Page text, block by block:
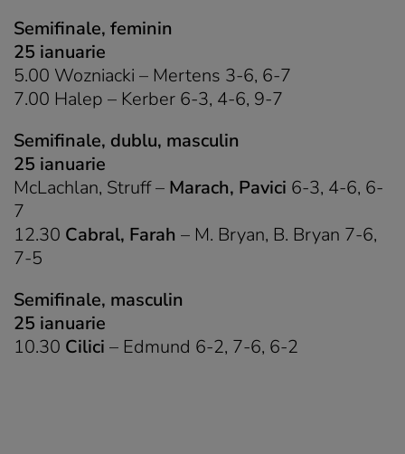
Semifinale, feminin
25 ianuarie
5.00 Wozniacki – Mertens 3-6, 6-7
7.00 Halep – Kerber 6-3, 4-6, 9-7
Semifinale, dublu, masculin
25 ianuarie
McLachlan, Struff – Marach, Pavici 6-3, 4-6, 6-
7
12.30 Cabral, Farah – M. Bryan, B. Bryan 7-6,
7-5
Semifinale, masculin
25 ianuarie
10.30 Cilici – Edmund 6-2, 7-6, 6-2